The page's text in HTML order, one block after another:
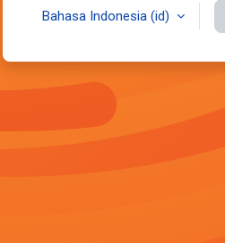
Bahasa Indonesia ‎(id)‎